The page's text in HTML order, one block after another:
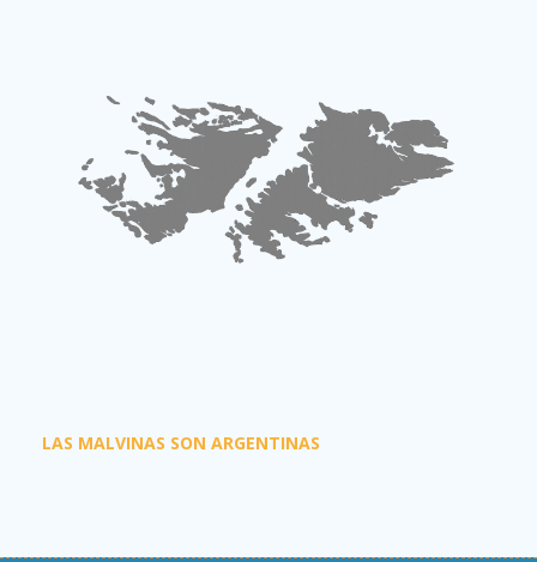
LAS MALVINAS SON ARGENTINAS